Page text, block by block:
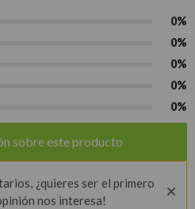
0%
0%
0%
0%
0%
sobre este producto
¿quieres ser el primero
nos interesa!